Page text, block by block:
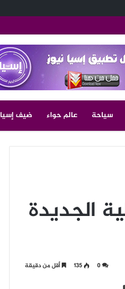
سياحة عالم حواء ضيف إسيا
الجديدة
135 أقل من دقيقة
طباعة